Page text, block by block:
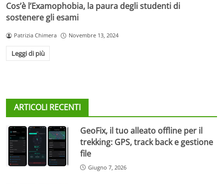
Cos’è l’Examophobia, la paura degli studenti di
sostenere gli esami
Patrizia Chimera Novembre 13, 2024
Leggi di più
ARTICOLI RECENTI
GeoFix, il tuo alleato offline per il
trekking: GPS, track back e gestione
file
Giugno 7, 2026